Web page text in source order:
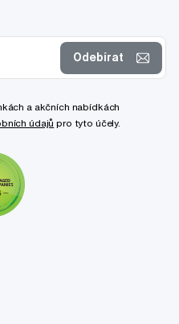
Odebírat
a akčních nabídkách
údajů pro tyto účely.